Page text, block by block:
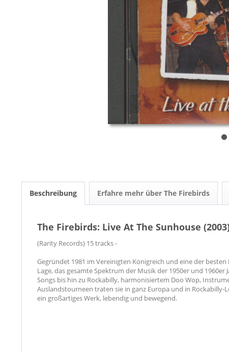
Beschreibung Erfahre mehr über The Firebirds
The Firebirds: Live At The Sunhouse
(Rarity Records) 15 tracks -
Gegründet 1981 im Vereinigten Königreich und eine der besten
Lage, das gesamte Spektrum der Musik der 1950er und
Songs bis hin zu Rockabilly, harmonisiertem Doo Wop,
Auslandstourneen traten sie in ganz Europa und in Rockabilly-
ein großartiges Werk, lebendig und bewegend.